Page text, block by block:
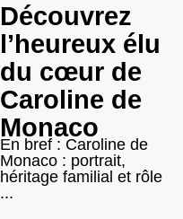
Découvrez
l’heureux élu
du cœur de
Caroline de
Monaco
En bref : Caroline de
Monaco : portrait,
héritage familial et rôle
...